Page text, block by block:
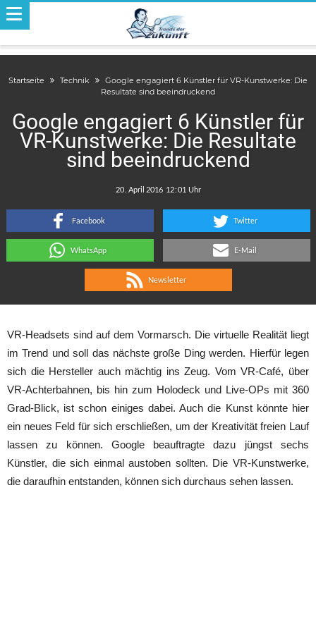
Startseite Technik
Google engagiert 6 Künstler für VR-Kunstwerke: Die
Resultate sind beeindruckend
Google engagiert 6 Künstler für
VR-Kunstwerke: Die Resultate
sind beeindruckend
:
Facebook Twitter
WhatsApp E-Mail
Newsletter
VR-Headsets sind auf dem Vormarsch. Die virtuelle Realität liegt
im Trend und soll das nächste große Ding werden. Hierfür legen
sich die Hersteller auch mächtig ins Zeug. Vom VR-Café, über
VR-Achterbahnen, bis hin zum Holodeck und Live-OPs mit 360
Grad-Blick, ist schon einiges dabei. Auch die Kunst könnte hier
ein neues Feld für sich erschließen, um der Kreativität freien Lauf
lassen zu können. Google beauftragte dazu jüngst sechs
Künstler, die sich einmal austoben sollten. Die VR-Kunstwerke,
die daraufhin entstanden, können sich durchaus sehen lassen.